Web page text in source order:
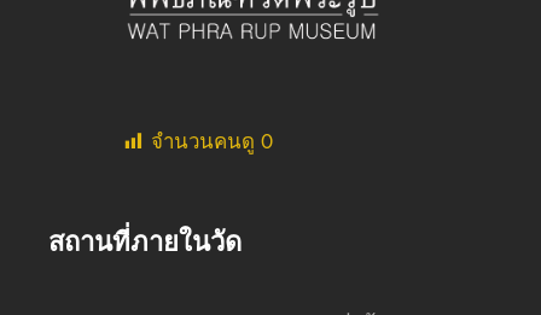
จำนวนคนดู 0
สถานที่ภายในวัด